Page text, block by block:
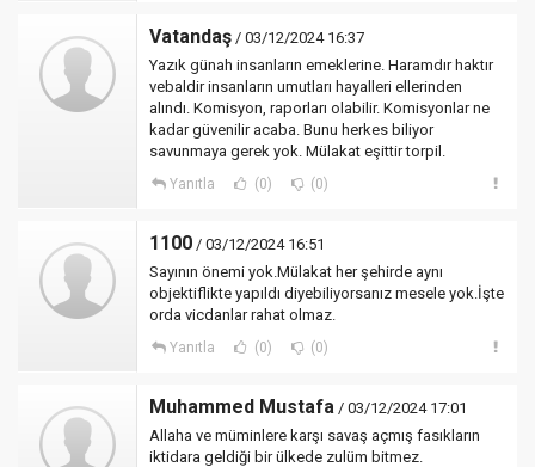
Vatandaş / 03/12/2024 16:37
Yazık günah insanların emeklerine. Haramdır haktır
vebaldir insanların umutları hayalleri ellerinden
alındı. Komisyon, raporları olabilir. Komisyonlar ne
kadar güvenilir acaba. Bunu herkes biliyor
savunmaya gerek yok. Mülakat eşittir torpil.
Yanıtla (0) (0)
1100 / 03/12/2024 16:51
Sayının önemi yok.Mülakat her şehirde aynı
objektiflikte yapıldı diyebiliyorsanız mesele yok.İşte
orda vicdanlar rahat olmaz.
Yanıtla (0) (0)
Muhammed Mustafa / 03/12/2024 17:01
Allaha ve müminlere karşı savaş açmış fasıkların
iktidara geldiği bir ülkede zulüm bitmez.